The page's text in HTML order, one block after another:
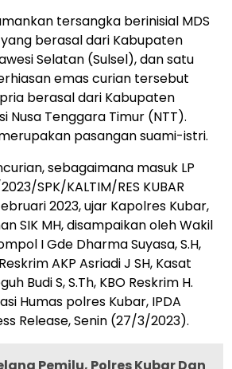
tersangka berinisial MDS
berasal dari Kabupaten
Selatan (Sulsel), dan satu
emas curian tersebut
berasal dari Kabupaten
Nusa Tenggara Timur (NTT).
pasangan suami-istri.
sebagaimana masuk LP
SPK/KALTIM/RES KUBAR
2023, ujar Kapolres Kubar,
SIK MH, disampaikan oleh Wakil
I Gde Dharma Suyasa, S.H,
AKP Asriadi J SH, Kasat
Budi S, S.Th, KBO Reskrim H.
Humas polres Kubar, IPDA
Release, Senin (27/3/2023).